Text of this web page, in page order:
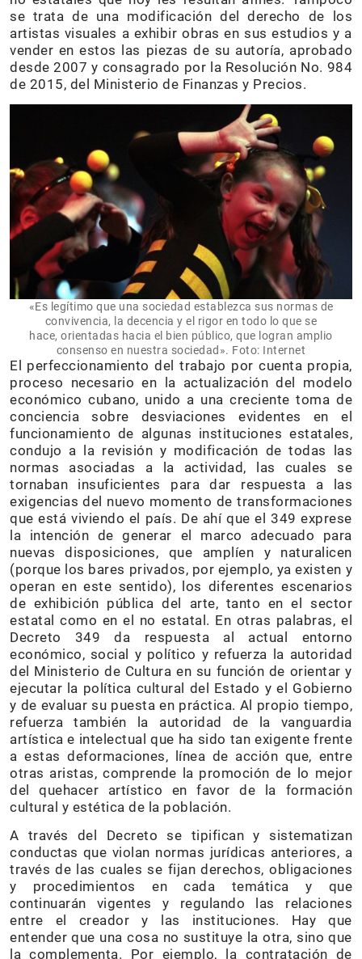
se trata de una modificación del derecho de los
artistas visuales a exhibir obras en sus estudios y a
vender en estos las piezas de su autoría, aprobado
desde 2007 y consagrado por la Resolución No. 984
de 2015, del Ministerio de Finanzas y Precios.
«Es legítimo que una sociedad establezca sus normas de
convivencia, la decencia y el rigor en todo lo que se
hace, orientadas hacia el bien público, que logran amplio
consenso en nuestra sociedad». Foto: Internet
El perfeccionamiento del trabajo por cuenta propia,
proceso necesario en la actualización del modelo
económico cubano, unido a una creciente toma de
conciencia sobre desviaciones evidentes en el
funcionamiento de algunas instituciones estatales,
condujo a la revisión y modificación de todas las
normas asociadas a la actividad, las cuales se
tornaban insuficientes para dar respuesta a las
exigencias del nuevo momento de transformaciones
que está viviendo el país. De ahí que el 349 exprese
la intención de generar el marco adecuado para
nuevas disposiciones, que amplíen y naturalicen
(porque los bares privados, por ejemplo, ya existen y
operan en este sentido), los diferentes escenarios
de exhibición pública del arte, tanto en el sector
estatal como en el no estatal. En otras palabras, el
Decreto 349 da respuesta al actual entorno
económico, social y político y refuerza la autoridad
del Ministerio de Cultura en su función de orientar y
ejecutar la política cultural del Estado y el Gobierno
y de evaluar su puesta en práctica. Al propio tiempo,
refuerza también la autoridad de la vanguardia
artística e intelectual que ha sido tan exigente frente
a estas deformaciones, línea de acción que, entre
otras aristas, comprende la promoción de lo mejor
del quehacer artístico en favor de la formación
cultural y estética de la población.
A través del Decreto se tipifican y sistematizan
conductas que violan normas jurídicas anteriores, a
través de las cuales se fijan derechos, obligaciones
y procedimientos en cada temática y que
continuarán vigentes y regulando las relaciones
entre el creador y las instituciones. Hay que
entender que una cosa no sustituye la otra, sino que
la complementa. Por ejemplo, la contratación de